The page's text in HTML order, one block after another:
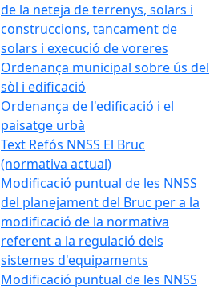
de la neteja de terrenys, solars i
construccions, tancament de
solars i execució de voreres
Ordenança municipal sobre ús del
sòl i edificació
Ordenança de l'edificació i el
paisatge urbà
Text Refós NNSS El Bruc
(normativa actual)
Modificació puntual de les NNSS
del planejament del Bruc per a la
modificació de la normativa
referent a la regulació dels
sistemes d'equipaments
Modificació puntual de les NNSS